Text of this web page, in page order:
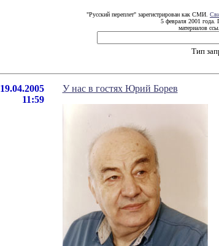
"Русский переплет" зарегистрирован как СМИ.
5 февраля 2001 года.
материалов
Тип
19.04.2005
11:59
У нас в гостях Юрий Борев